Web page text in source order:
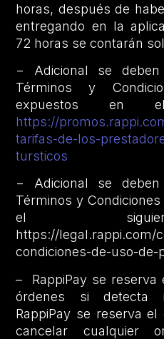
horas, después de
entregando en la
72 horas se contarán
− Adicional se
Términos y
expuestos en
https://
tarifas-de-los-
tursticos
− Adicional se
Términos y
el
https://legal.rappi.com/
condiciones-de-uso-de-
– RappiPay se reserva
órdenes si detecta
RappiPay se reserva
cancelar cualquier